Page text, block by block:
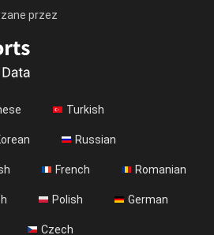
przez
Turkish
Russian
French Romanian
Polish German
Czech